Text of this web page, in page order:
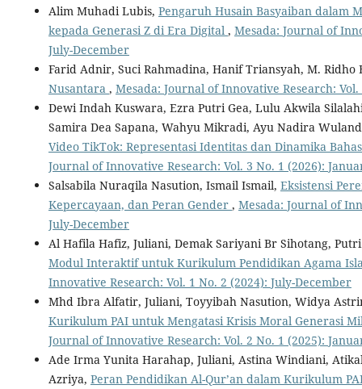
Alim Muhadi Lubis, Pengaruh Husain Basyaiban dalam
kepada Generasi Z di Era Digital , Mesada: Journal of
July-December
Farid Adnir, Suci Rahmadina, Hanif Triansyah, M. Ridho
Nusantara , Mesada: Journal of Innovative Research:
Dewi Indah Kuswara, Ezra Putri Gea, Lulu Akwila
Samira Dea Sapana, Wahyu Mikradi, Ayu Nadira
Video TikTok: Representasi Identitas dan Dinamika
Journal of Innovative Research: Vol. 3 No. 1 (2026):
Salsabila Nuraqila Nasution, Ismail Ismail, Eksistensi
Kepercayaan, dan Peran Gender , Mesada: Journal of
July-December
Al Hafila Hafiz, Juliani, Demak Sariyani Br Sihotang,
Modul Interaktif untuk Kurikulum Pendidikan Agama
Innovative Research: Vol. 1 No. 2 (2024): July-December
Mhd Ibra Alfatir, Juliani, Toyyibah Nasution, Widya
Kurikulum PAI untuk Mengatasi Krisis Moral Generasi
Journal of Innovative Research: Vol. 2 No. 1 (2025):
Ade Irma Yunita Harahap, Juliani, Astina Windiani,
Azriya, Peran Pendidikan Al-Qur’an dalam Kurikulum